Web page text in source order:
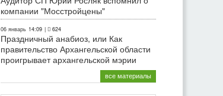
компании "Мосстройцены"
06 январь 14:09 | 624
Праздничный анабиоз, или Как
правительство Архангельской области
проигрывает архангельской мэрии
все материалы